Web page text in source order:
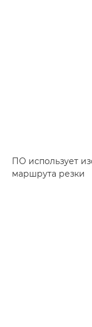
ПО использует
маршрута резки